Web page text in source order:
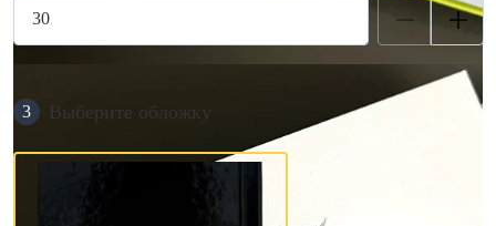
3 Выберите обложку